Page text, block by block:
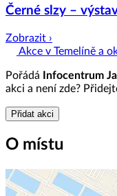
Černé slzy –
Zobrazit ›
Akce v Temelíně a
Pořádá Infocentrum
akci a není zde?
Přidat akci
O místu